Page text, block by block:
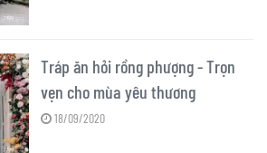
Tráp ăn hỏi rồng phượng - Trọn
vẹn cho mùa yêu thương
18/09/2020